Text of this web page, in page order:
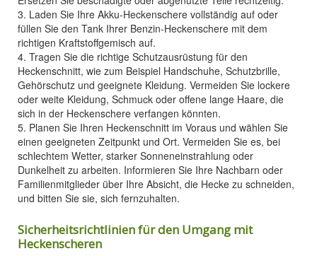
3. Laden Sie Ihre Akku-Heckenschere vollständig auf oder
füllen Sie den Tank Ihrer Benzin-Heckenschere mit dem
richtigen Kraftstoffgemisch auf.
4. Tragen Sie die richtige Schutzausrüstung für den
Heckenschnitt, wie zum Beispiel Handschuhe, Schutzbrille,
Gehörschutz und geeignete Kleidung. Vermeiden Sie lockere
oder weite Kleidung, Schmuck oder offene lange Haare, die
sich in der Heckenschere verfangen könnten.
5. Planen Sie Ihren Heckenschnitt im Voraus und wählen Sie
einen geeigneten Zeitpunkt und Ort. Vermeiden Sie es, bei
schlechtem Wetter, starker Sonneneinstrahlung oder
Dunkelheit zu arbeiten. Informieren Sie Ihre Nachbarn oder
Familienmitglieder über Ihre Absicht, die Hecke zu schneiden,
und bitten Sie sie, sich fernzuhalten.
Sicherheitsrichtlinien für den Umgang mit
Heckenscheren